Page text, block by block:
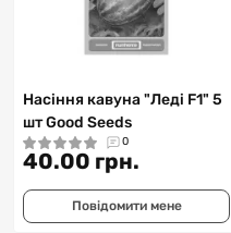
Насіння кавуна "Леді F1" 5
шт Good Seeds
0
40.00 грн.
Повідомити мене